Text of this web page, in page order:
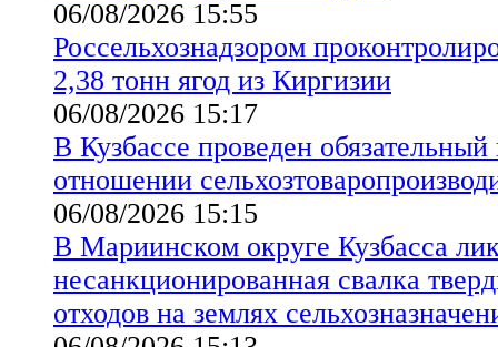
06/08/2026 15:55
Россельхознадзором
2,38 тонн ягод из Киргизии
06/08/2026 15:17
В Кузбассе проведен
отношении
06/08/2026 15:15
В Мариинском округе Кузбасса
несанкционированная свалка
отходов на землях